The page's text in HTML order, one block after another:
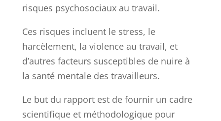
risques psychosociaux au travail.
Ces risques incluent le stress, le
harcèlement, la violence au travail, et
d’autres facteurs susceptibles de nuire à
la santé mentale des travailleurs.
Le but du rapport est de fournir un cadre
scientifique et méthodologique pour